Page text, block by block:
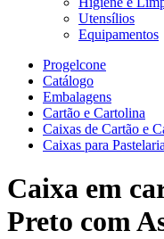
Utensílios
Equipamentos
Progelcone
Catálogo
Embalagens
Cartão e Cartolina
Caixas de Cartão e
Caixas para Pastelaria
Caixa em
Preto com